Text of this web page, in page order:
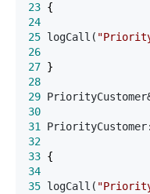
23
24
25 logCall( "
26
27
28
29
30
31
32
33
34
35 logCall( "